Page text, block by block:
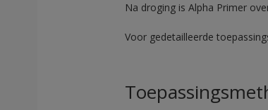
Na droging is Alpha Primer
Voor gedetailleerde